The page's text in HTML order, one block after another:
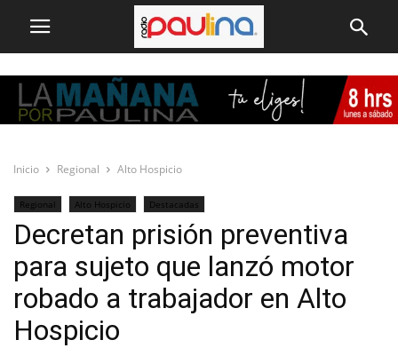
Inicio Regional Alto Hospicio
Regional Alto Hospicio Destacadas
Decretan prisión preventiva
para sujeto que lanzó motor
robado a trabajador en Alto
Hospicio